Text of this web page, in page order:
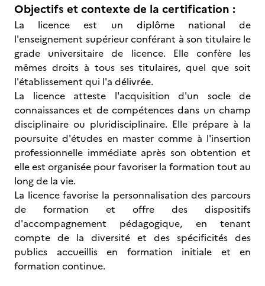
Objectifs et contexte de la certification :
La licence est un diplôme national de
l'enseignement supérieur conférant à son titulaire le
grade universitaire de licence. Elle confère les
mêmes droits à tous ses titulaires, quel que soit
l'établissement qui l'a délivrée.
La licence atteste l'acquisition d'un socle de
connaissances et de compétences dans un champ
disciplinaire ou pluridisciplinaire. Elle prépare à la
poursuite d'études en master comme à l'insertion
professionnelle immédiate après son obtention et
elle est organisée pour favoriser la formation tout au
long de la vie.
La licence favorise la personnalisation des parcours
de formation et offre des dispositifs
d'accompagnement pédagogique, en tenant
compte de la diversité et des spécificités des
publics accueillis en formation initiale et en
formation continue.